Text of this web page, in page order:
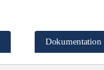
Dokumentation